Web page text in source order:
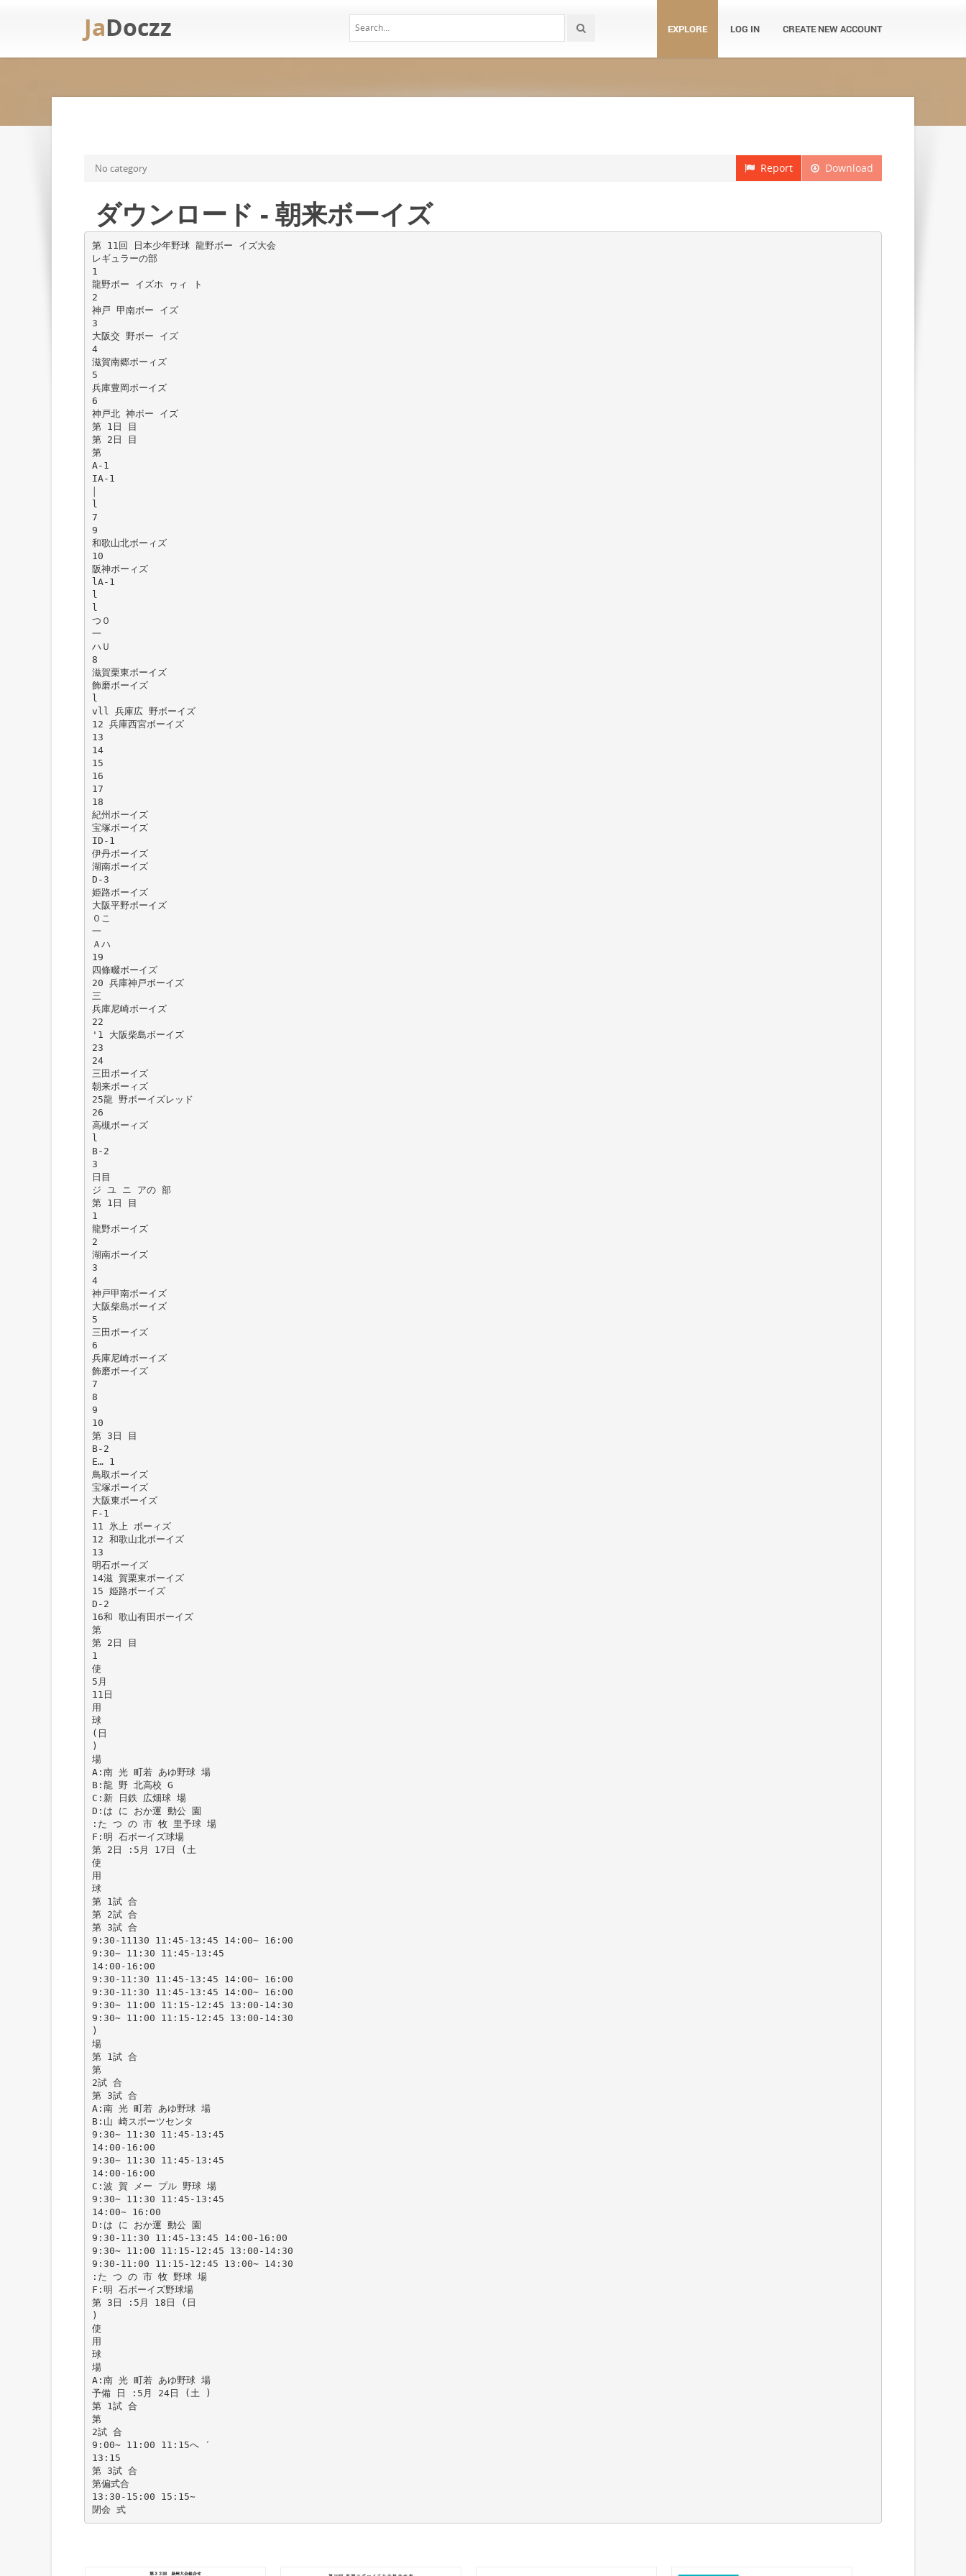
JaDoczz EXPLORE LOG IN CREATE NEW ACCOUNT
Download
Report
No category
ダウンロード - 朝来ボーイズ
第 11回 日本少年野球 龍野ボー イズ大会
レギュラーの部
1
龍野ボー イズホ ヮィ ト
2
神戸 甲南ボー イズ
3
大阪交 野ボー イズ
4
滋賀南郷ボーィズ
5
兵庫豊岡ボーイズ
6
神戸北 神ボー イズ
第 1日 目
第 2日 目
第
A-1
IA-1
l
7
9
和歌山北ボーィズ
10
阪神ボーィズ
lA-1
l
l
つ０
一
ハＵ
8
滋賀栗東ボーイズ
飾磨ボーイズ
l
vll 兵庫広 野ボーイズ
12 兵庫西宮ボーイズ
13
14
15
16
17
18
紀州ボーイズ
宝塚ボーイズ
ID-1
伊丹ボーイズ
湖南ボーイズ
D-3
姫路ボーイズ
大阪平野ボーイズ
０こ
一
Ａハ
19
四條畷ボーイズ
20 兵庫神戸ボーイズ
三
兵庫尼崎ボーイズ
22
'1 大阪柴島ボーイズ
23
24
三田ボーイズ
朝来ボーィズ
25龍 野ボーイズレッド
26
高槻ボーィズ
l
B-2
3
日目
ジ ユ ニ アの 部
第 1日 目
1
龍野ボーイズ
2
湖南ボーイズ
3
4
神戸甲南ボーイズ
大阪柴島ボーイズ
5
三田ボーイズ
6
兵庫尼崎ボーイズ
飾磨ボーイズ
7
8
9
10
第 3日 目
B-2
E… 1
鳥取ボーイズ
宝塚ボーイズ
大阪東ボーイズ
F-1
11 氷上 ボーィズ
12 和歌山北ボーイズ
13
明石ボーイズ
14滋 賀栗東ボーイズ
15 姫路ボーイズ
D-2
16和 歌山有田ボーイズ
第
第 2日 目
1
使
5月
11日
用
球
(日
)
場
A:南 光 町若 あゆ野球 場
B:龍 野 北高校 G
C:新 日鉄 広畑球 場
D:は に おか運 動公 園
:た つ の 市 牧 里予球 場
F:明 石ボーイズ球場
第 2日 :5月 17日 (土
使
用
球
第 1試 合
第 2試 合
第 3試 合
9:30-11130 11:45-13:45 14:00∼ 16:00
9:30∼ 11:30 11:45-13:45
14:00-16:00
9:30-11:30 11:45-13:45 14:00∼ 16:00
9:30-11:30 11:45-13:45 14:00∼ 16:00
9:30∼ 11:00 11:15-12:45 13:00-14:30
9:30∼ 11:00 11:15-12:45 13:00-14:30
)
場
第 1試 合
第
2試 合
第 3試 合
A:南 光 町若 あゆ野球 場
B:山 崎スポーツセンタ
9:30∼ 11:30 11:45-13:45
14:00-16:00
9:30∼ 11:30 11:45-13:45
14:00-16:00
C:波 賀 メー プル 野球 場
9:30∼ 11:30 11:45-13:45
14:00∼ 16:00
D:は に おか運 動公 園
9:30-11:30 11:45-13:45 14:00-16:00
9:30∼ 11:00 11:15-12:45 13:00-14:30
9:30-11:00 11:15-12:45 13:00∼ 14:30
:た つ の 市 牧 野球 場
F:明 石ボーイズ野球場
第 3日 :5月 18日 (日
)
使
用
球
場
A:南 光 町若 あゆ野球 場
予備 日 :5月 24日 (土 )
第 1試 合
第
2試 合
9:00∼ 11:00 11:15へ ′
13:15
第 3試 合
第偏式合
13:30-15:00 15:15∼
閉会 式